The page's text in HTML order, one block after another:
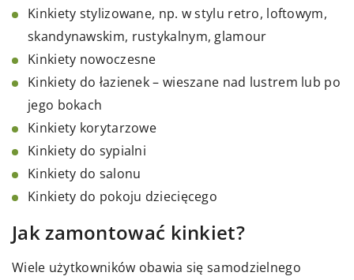
Kinkiety stylizowane, np. w stylu retro, loftowym,
skandynawskim, rustykalnym, glamour
Kinkiety nowoczesne
Kinkiety do łazienek – wieszane nad lustrem lub po
jego bokach
Kinkiety korytarzowe
Kinkiety do sypialni
Kinkiety do salonu
Kinkiety do pokoju dziecięcego
Jak zamontować kinkiet?
Wiele użytkowników obawia się samodzielnego